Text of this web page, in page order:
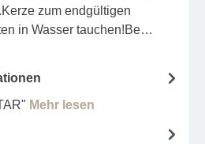
zum endgültigen
in Wasser tauchen!Be…
Mehr lesen